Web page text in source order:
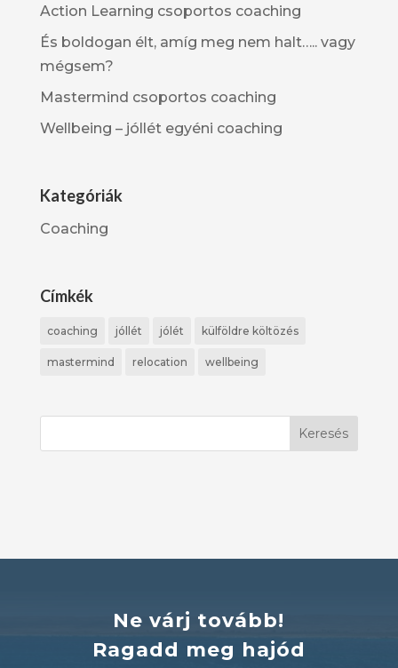
Action Learning csoportos coaching
És boldogan élt, amíg meg nem halt….. vagy
mégsem?
Mastermind csoportos coaching
Wellbeing – jóllét egyéni coaching
Kategóriák
Coaching
Címkék
coaching jóllét jólét külföldre költözés
mastermind relocation wellbeing
Ne várj tovább!
Ragadd meg hajód